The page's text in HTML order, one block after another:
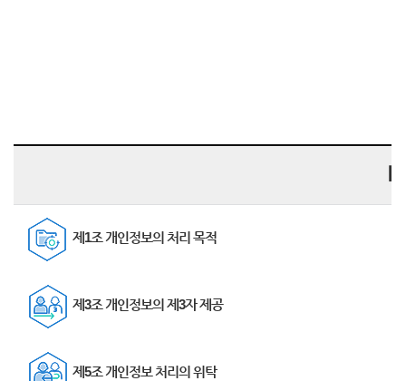
제1조 개인정보의 처리 목적
제3조 개인정보의 제3자 제공
제5조 개인정보 처리의 위탁